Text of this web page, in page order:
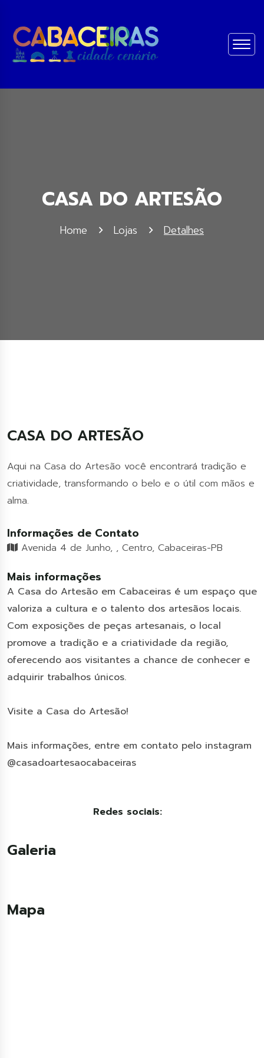
CASA DO ARTESÃO
Home Lojas Detalhes
CASA DO ARTESÃO
Aqui na Casa do Artesão você encontrará tradição e
criatividade, transformando o belo e o útil com mãos e
alma.
Informações de Contato
Avenida 4 de Junho, , Centro, Cabaceiras-PB
Mais informações
A Casa do Artesão em Cabaceiras é um espaço que
valoriza a cultura e o talento dos artesãos locais.
Com exposições de peças artesanais, o local
promove a tradição e a criatividade da região,
oferecendo aos visitantes a chance de conhecer e
adquirir trabalhos únicos.
Visite a Casa do Artesão!
Mais informações, entre em contato pelo instagram
@casadoartesaocabaceiras
Redes sociais:
Galeria
Mapa